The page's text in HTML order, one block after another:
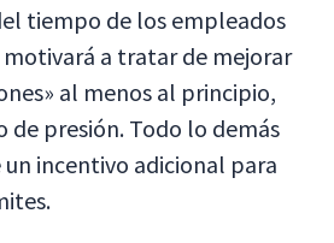
tiempo de los empleados
a tratar de mejorar
al menos al principio,
de presión. Todo lo demás
un incentivo adicional para